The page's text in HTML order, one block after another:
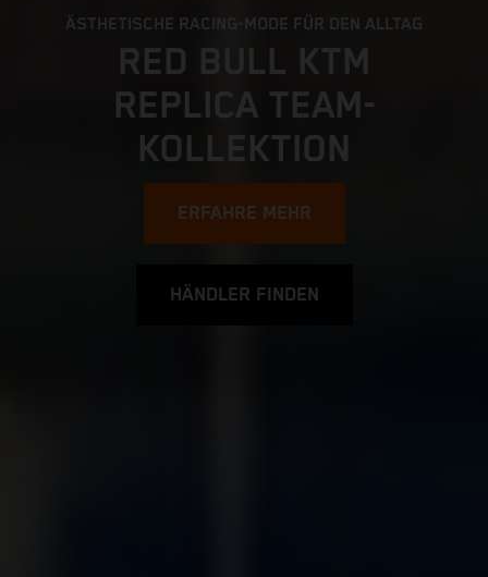
ÄSTHETISCHE RACING-MODE FÜR DEN ALLTAG
RED BULL KTM
REPLICA TEAM-
KOLLEKTION
ERFAHRE MEHR
HÄNDLER FINDEN